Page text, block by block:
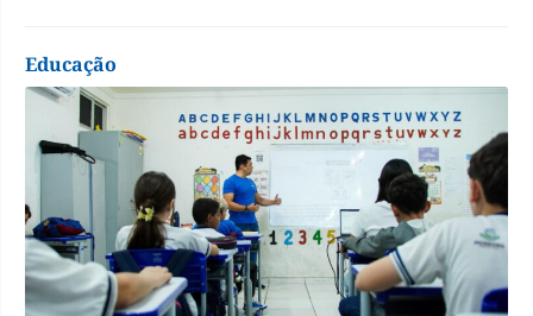
Educação